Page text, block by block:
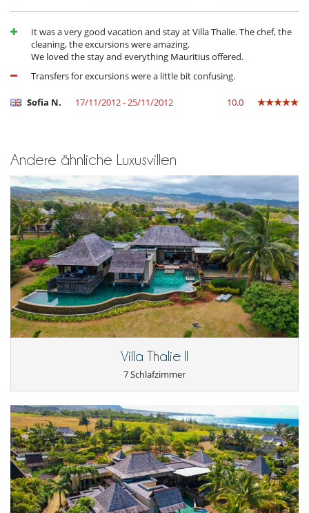
It was a very good vacation and stay at Villa Thalie. The chef, the
cleaning, the excursions were amazing.
We loved the stay and everything Mauritius offered.
Transfers for excursions were a little bit confusing.
Sofia N. 17/11/2012 - 25/11/2012 10.0
Andere ähnliche Luxusvillen
Villa Thalie II
7 Schlafzimmer